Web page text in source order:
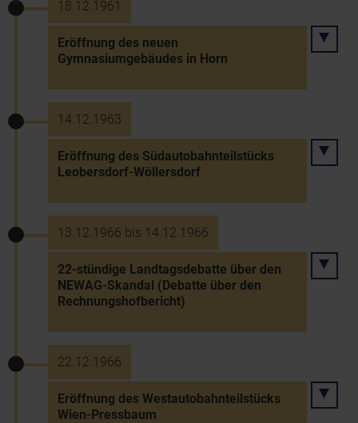
18.12.1961
Eröffnung des neuen
Gymnasiumgebäudes in Horn
14.12.1963
Eröffnung des Südautobahnteilstücks
Leobersdorf-Wöllersdorf
13.12.1966 bis 14.12.1966
22-stündige Landtagsdebatte über den
NEWAG-Skandal (Debatte über den
Rechnungshofbericht)
22.12.1966
Eröffnung des Westautobahnteilstücks
Wien-Pressbaum